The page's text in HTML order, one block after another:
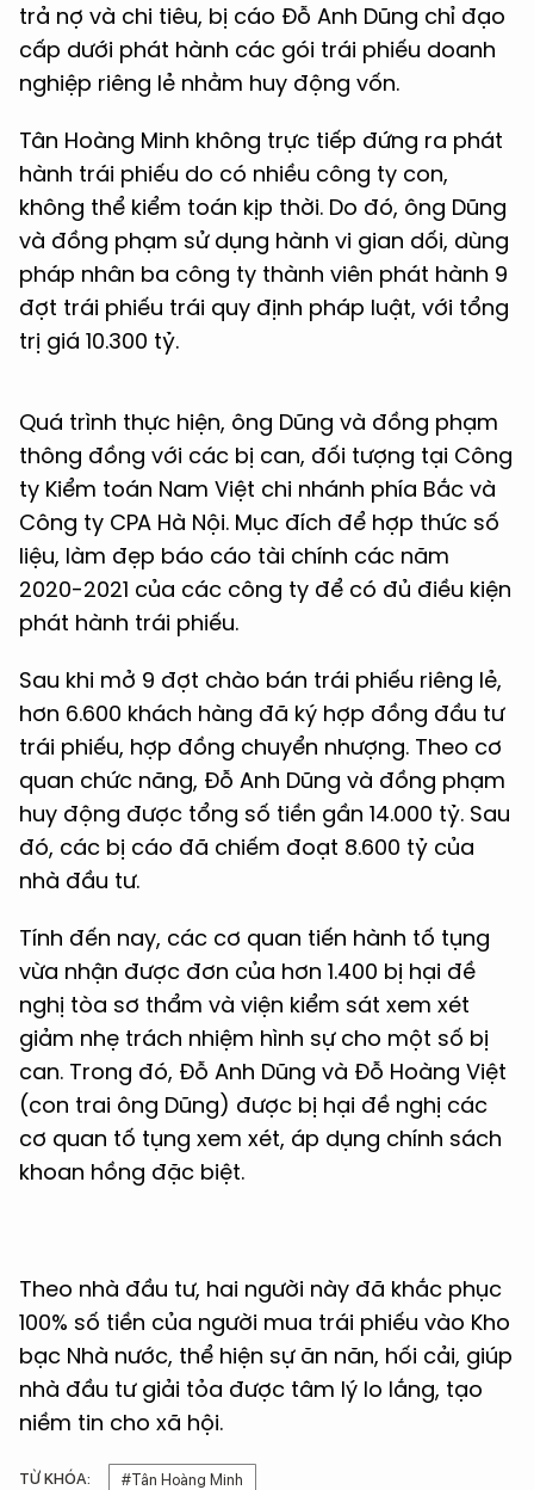
trả nợ và chi tiêu, bị cáo Đỗ Anh Dũng chỉ đạo
cấp dưới phát hành các gói trái phiếu doanh
nghiệp riêng lẻ nhằm huy động vốn.
Tân Hoàng Minh không trực tiếp đứng ra phát
hành trái phiếu do có nhiều công ty con,
không thể kiểm toán kịp thời. Do đó, ông Dũng
và đồng phạm sử dụng hành vi gian dối, dùng
pháp nhân ba công ty thành viên phát hành 9
đợt trái phiếu trái quy định pháp luật, với tổng
trị giá 10.300 tỷ.
Quá trình thực hiện, ông Dũng và đồng phạm
thông đồng với các bị can, đối tượng tại Công
ty Kiểm toán Nam Việt chi nhánh phía Bắc và
Công ty CPA Hà Nội. Mục đích để hợp thức số
liệu, làm đẹp báo cáo tài chính các năm
2020-2021 của các công ty để có đủ điều kiện
phát hành trái phiếu.
Sau khi mở 9 đợt chào bán trái phiếu riêng lẻ,
hơn 6.600 khách hàng đã ký hợp đồng đầu tư
trái phiếu, hợp đồng chuyển nhượng. Theo cơ
quan chức năng, Đỗ Anh Dũng và đồng phạm
huy động được tổng số tiền gần 14.000 tỷ. Sau
đó, các bị cáo đã chiếm đoạt 8.600 tỷ của
nhà đầu tư.
Tính đến nay, các cơ quan tiến hành tố tụng
vừa nhận được đơn của hơn 1.400 bị hại đề
nghị tòa sơ thẩm và viện kiểm sát xem xét
giảm nhẹ trách nhiệm hình sự cho một số bị
can. Trong đó, Đỗ Anh Dũng và Đỗ Hoàng Việt
(con trai ông Dũng) được bị hại đề nghị các
cơ quan tố tụng xem xét, áp dụng chính sách
khoan hồng đặc biệt.
Theo nhà đầu tư, hai người này đã khắc phục
100% số tiền của người mua trái phiếu vào Kho
bạc Nhà nước, thể hiện sự ăn năn, hối cải, giúp
nhà đầu tư giải tỏa được tâm lý lo lắng, tạo
niềm tin cho xã hội.
TỪ KHÓA: #Tân Hoàng Minh